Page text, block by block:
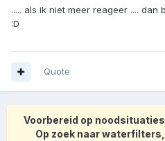
..... als ik niet meer reageer ....
:D
Quote
Voorbereid op
Op zoek naar